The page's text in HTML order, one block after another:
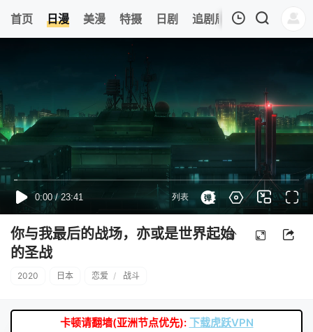
首页 日漫 美漫 特摄 日剧 追剧周表 今日更新
我的观影记录
暂无观看影片的记录
你与我最后的战场，亦或是世界起始
的圣战
2020 日本 恋爱 / 战斗
卡顿请翻墙(亚洲节点优先): 下载虎跃VPN